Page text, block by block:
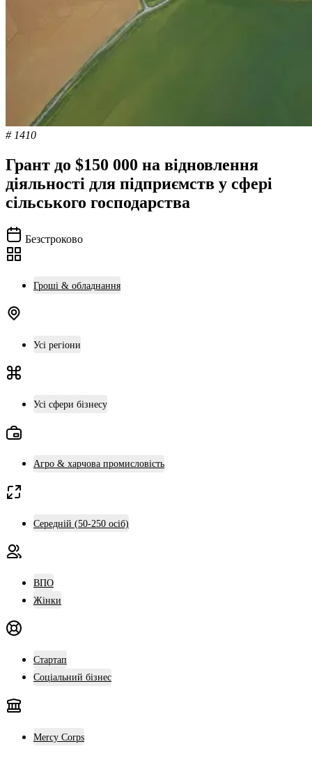
# 1410
Грант до $150 000 на відновлення
діяльності для підприємств у сфері
сільського господарства
Безстроково
Гроші & обладнання
Усі регіони
Усі сфери бізнесу
Агро & харчова промисловість
Середній (50-250 осіб)
ВПО
Жінки
Стартап
Соціальний бізнес
Mercy Corps